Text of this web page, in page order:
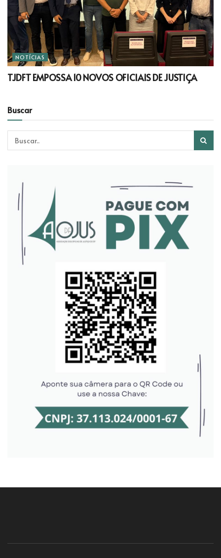
NOTÍCIAS
TJDFT EMPOSSA 10 NOVOS OFICIAIS DE JUSTIÇA
Buscar